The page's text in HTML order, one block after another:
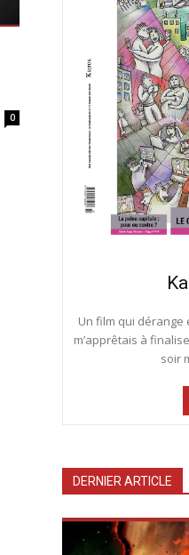
0
Un film qui dérange
m’apprêtais à
soir
DERNIER ARTICLE